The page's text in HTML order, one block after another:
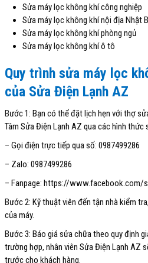
Sửa máy lọc không khí công nghiệp
Sửa máy lọc không khí nội địa Nhật
Sửa máy lọc không khí phòng ngủ
Sửa máy lọc không khí ô tô
Quy trình sửa máy lọc
của Sửa Điện Lạnh AZ
Bước 1: Bạn có thể đặt lịch hẹn với thợ
Tâm Sửa Điện Lạnh AZ qua các hình thức
– Gọi điện trực tiếp qua số: 0987499286
– Zalo: 0987499286
– Fanpage: https://www.facebook.com/
Bước 2: Kỹ thuật viên đến tận nhà kiểm
của máy.
Bước 3: Báo giá sửa chữa theo quy định
trường hợp, nhân viên Sửa Điện Lạnh AZ
trước cho khách hàng.